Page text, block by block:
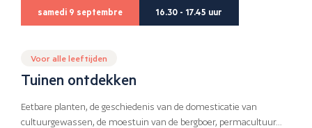
samedi 9 septembre 16.30 - 17.45 uur
Voor alle leeftijden
Tuinen ontdekken
Eetbare planten, de geschiedenis van de domesticatie van
cultuurgewassen, de moestuin van de bergboer, permacultuur…